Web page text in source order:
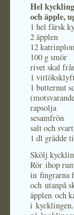
Hel
och äpple,
1 hel färsk
2 äpplen
12
100 g smör
rivet skal
1
1 butternut
rapsolja
sesamfrön
salt och
1 dl grädde
Skölj
Rör ihop
in fingrarna
och utanpå
äpplen och
i kycklingen.